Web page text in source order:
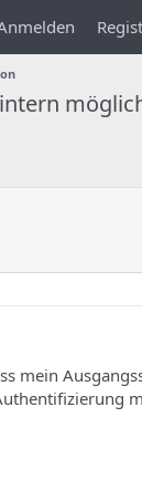
mein